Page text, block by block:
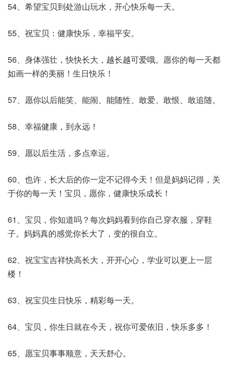
54、希望宝贝到处游山玩水，开心快乐每一天。
55、祝宝贝：健康快乐，幸福平安。
56、身体强壮，快快长大，越长越可爱哦。愿你的每一天都
如画一样的美丽！生日快乐！
57、愿你以后能笑、能闹、能随性、敢爱、敢恨、敢追随。
58、幸福健康，到永远！
59、愿以后生活，多点幸运。
60、也许，长大后的你一定不记得今天！但是妈妈记得，关
于你的每一天！宝贝，愿你，健康快乐成长！
61、宝贝，你知道吗？每次妈妈看到你自己穿衣服，穿鞋
子。妈妈真的感觉你长大了，变的很自立。
62、祝宝宝吉祥快高长大，开开心心，学业可以更上一层
楼！
63、祝宝贝生日快乐，精彩每一天。
64、宝贝，你生日就在今天，祝你可爱依旧，快乐多多！
65、愿宝贝事事顺意，天天舒心。